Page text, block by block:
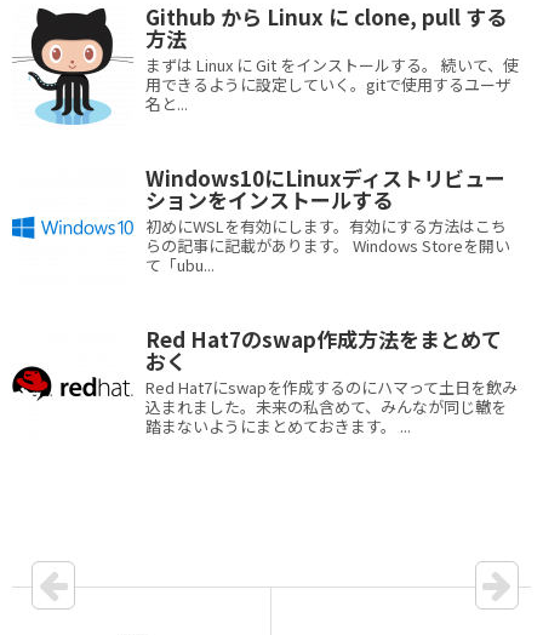
Github から Linux に clone, pull する
方法
まずは Linux に Git をインストールする。 続いて、使
用できるように設定していく。gitで使用するユーザ
名と...
Windows10にLinuxディストリビュー
ションをインストールする
初めにWSLを有効にします。有効にする方法はこち
らの記事に記載があります。 Windows Storeを開い
て「ubu...
Red Hat7のswap作成方法をまとめて
おく
Red Hat7にswapを作成するのにハマって土日を飲み
込まれました。未来の私含めて、みんなが同じ轍を
踏まないようにまとめておきます。 ...